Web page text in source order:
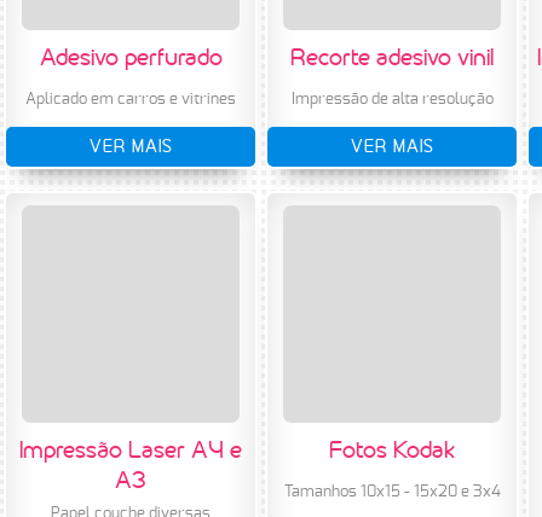
Adesivo perfurado
Aplicado em carros e vitrines
VER MAIS
Recorte adesivo vinil
Impressão de alta resolução
VER MAIS
Impressão Laser A4 e
A3
Fotos Kodak
Tamanhos 10x15 - 15x20 e 3x4